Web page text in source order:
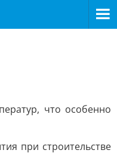
что особенно
при строительстве